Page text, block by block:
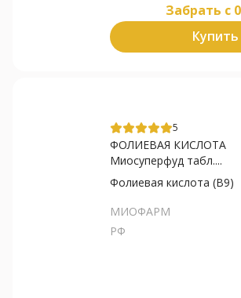
Забрать c
Купить
5
ФОЛИЕВАЯ КИСЛОТА
Миосуперфуд табл....
Фолиевая кислота (В9)
МИОФАРМ
РФ